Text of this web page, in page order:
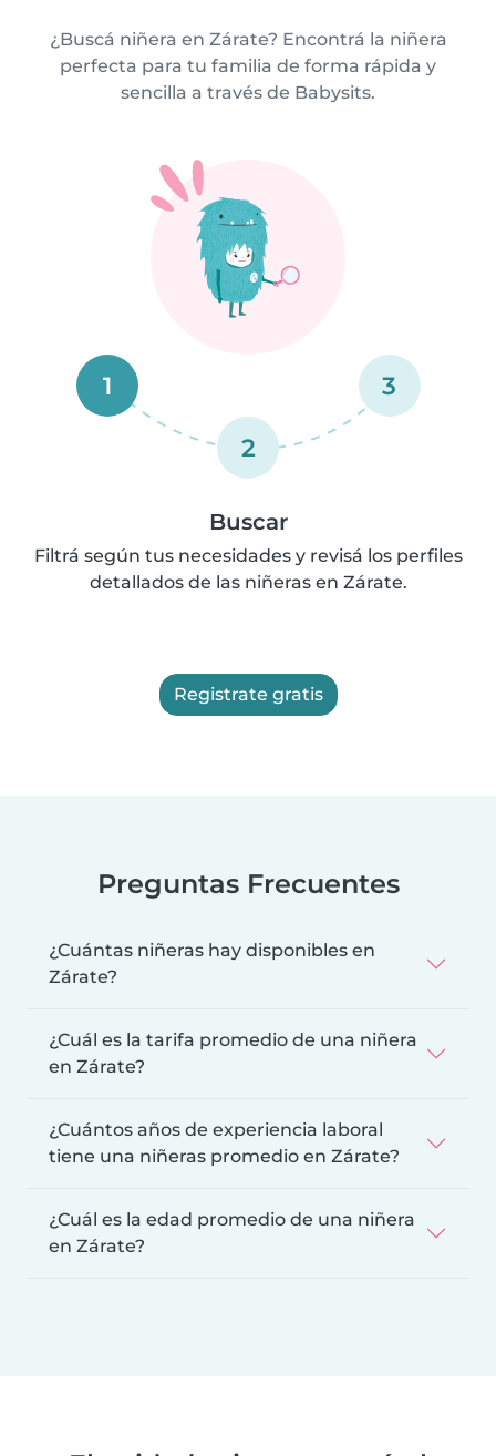
¿Buscá niñera en Zárate? Encontrá la niñera
perfecta para tu familia de forma rápida y
sencilla a través de Babysits.
1
2
3
Buscar
Filtrá según tus necesidades y revisá los perfiles
detallados de las niñeras en Zárate.
Registrate gratis
Preguntas Frecuentes
¿Cuántas niñeras hay disponibles en
Zárate?
¿Cuál es la tarifa promedio de una niñera
en Zárate?
¿Cuántos años de experiencia laboral
tiene una niñeras promedio en Zárate?
¿Cuál es la edad promedio de una niñera
en Zárate?